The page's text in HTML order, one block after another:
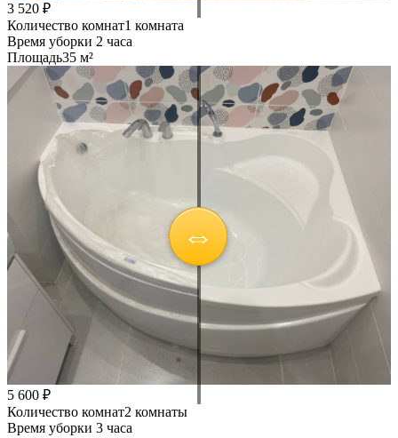
3 520 ₽
Количество комнат1 комната
Время уборки 2 часа
Площадь35 м²
5 600 ₽
Количество комнат2 комнаты
Время уборки 3 часа